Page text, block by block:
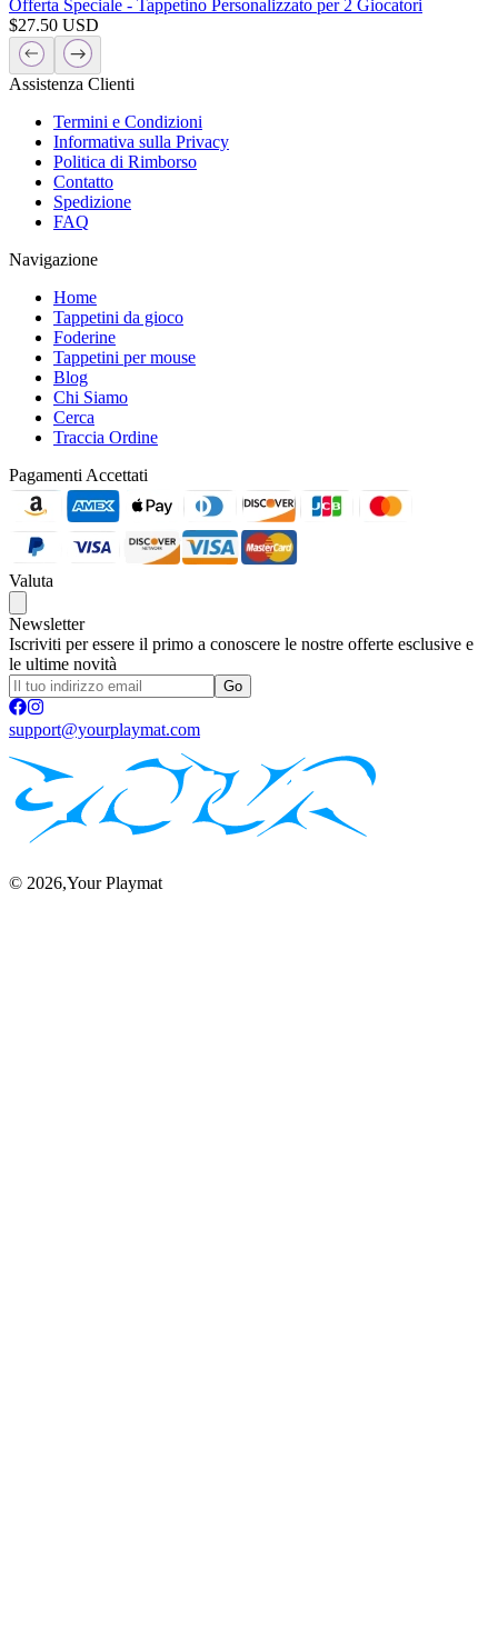
Offerta Speciale - Tappetino Personalizzato per 2 Giocatori
$27.50 USD
Assistenza Clienti
Termini e Condizioni
Informativa sulla Privacy
Politica di Rimborso
Contatto
Spedizione
FAQ
Navigazione
Home
Tappetini da gioco
Foderine
Tappetini per mouse
Blog
Chi Siamo
Cerca
Traccia Ordine
Pagamenti Accettati
Valuta
Newsletter
Iscriviti per essere il primo a conoscere le nostre offerte esclusive e
le ultime novità
Go
support@yourplaymat.com
© 2026,Your Playmat